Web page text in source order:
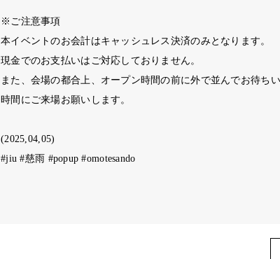
※ ご注意事項
本イベントのお会計はキャッシュレス決済のみとなります。
現金でのお支払いはご対応しておりません。
また、会場の都合上、オープン時間の前に外で並んでお待ち
時間にご来場お願いします。
(2025,04,05)
#jiu #慈雨 #popup #omotesando